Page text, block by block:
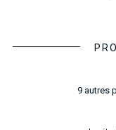
9 autres